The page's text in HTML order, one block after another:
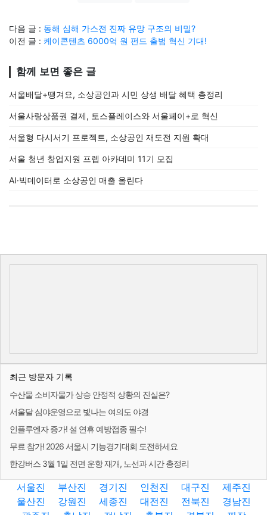
다음 글 : 동해 심해 가스전 진짜 유망 구조의 비밀?
이전 글 : 케이콘텐츠 6000억 원 펀드 출범 혁신 기대!
함께 보면 좋은 글
서울배달+땡겨요, 소상공인과 시민 상생 배달 혜택 총정리
서울사랑상품권 결제, 토스플레이스와 서울페이+로 혁신
서울형 다시서기 프로젝트, 소상공인 재도전 지원 확대
서울 청년 창업지원 프렙 아카데미 11기 모집
AI·빅데이터로 소상공인 매출 올린다
최근 방문자 기록
수산물 소비자물가 상승 안정적 상황의 진실은?
서울달 심야운영으로 빛나는 여의도 야경
인플루엔자 증가! 설 연휴 예방접종 필수!
무료 참가! 2026 서울시 기능경기대회 도전하세요
한강버스 3월 1일 전면 운항 재개, 노선과 시간 총정리
서울진 부산진 경기진 인천진 대구진
제주진
울산진
강원진 세종진 대전진 전북진
경남진